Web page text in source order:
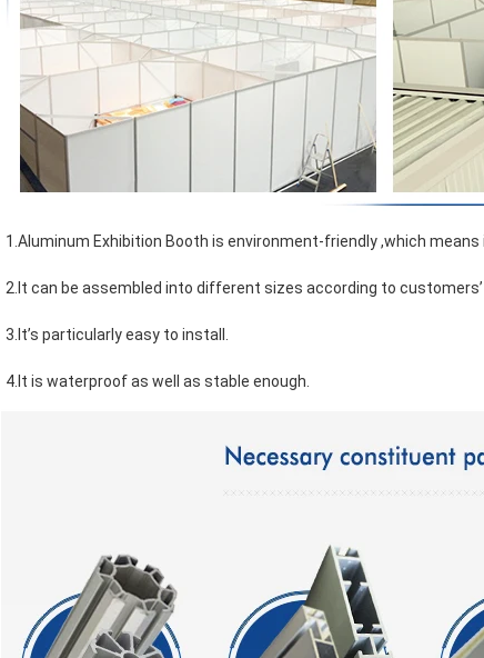
1.Aluminum Exhibition Booth is environment-friendly ,which means
2.It can be assembled into different sizes according to customers’
3.It’s particularly easy to install.
4.It is waterproof as well as stable enough.